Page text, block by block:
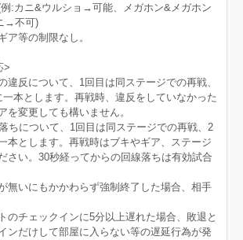
:カニ&ウルショ→可能、メガホン&メガホン
→不可)
ア等の制限なし。
>
違反について、1回目は同ステージでの再戦、
本とします。再戦時、違反をしていなかった
を変更しても構いません。
ちについて、1回目は同ステージでの再戦、2
本とします。再戦時はブキやギア、ステージ
さい。30秒経ってからの回線落ちは有効試合
無いにもかかわらず強制終了した場合、相手
のチェックインに5分以上遅れた場合、敗退と
ンだけして部屋に入らない等の遅延行為が発